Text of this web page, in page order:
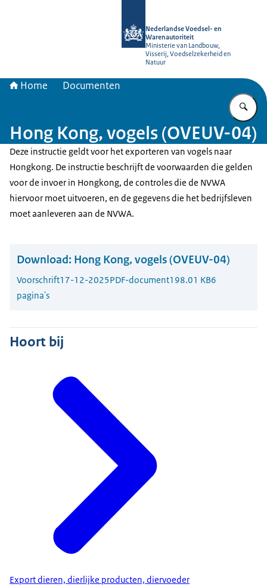
Nederlandse Voedsel- en
Warenautoriteit
Ministerie van Landbouw,
Visserij, Voedselzekerheid en
Natuur
Home Documenten
Hong Kong, vogels (OVEUV-04)
Deze instructie geldt voor het exporteren van vogels naar
Hongkong. De instructie beschrijft de voorwaarden die gelden
voor de invoer in Hongkong, de controles die de NVWA
hiervoor moet uitvoeren, en de gegevens die het bedrijfsleven
moet aanleveren aan de NVWA.
Download: Hong Kong, vogels (OVEUV-04)
Voorschrift17-12-2025PDF-document198.01 KB6
pagina's
Hoort bij
Export dieren, dierlijke producten, diervoeder